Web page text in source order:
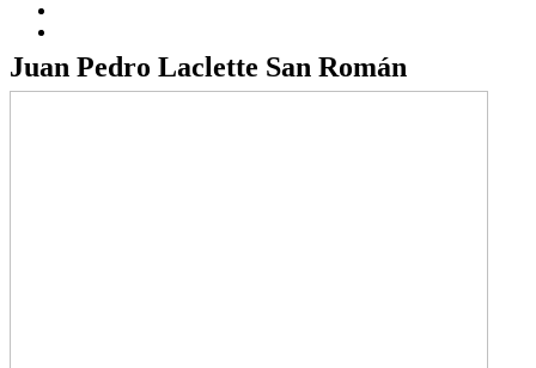
Juan Pedro Laclette San Román